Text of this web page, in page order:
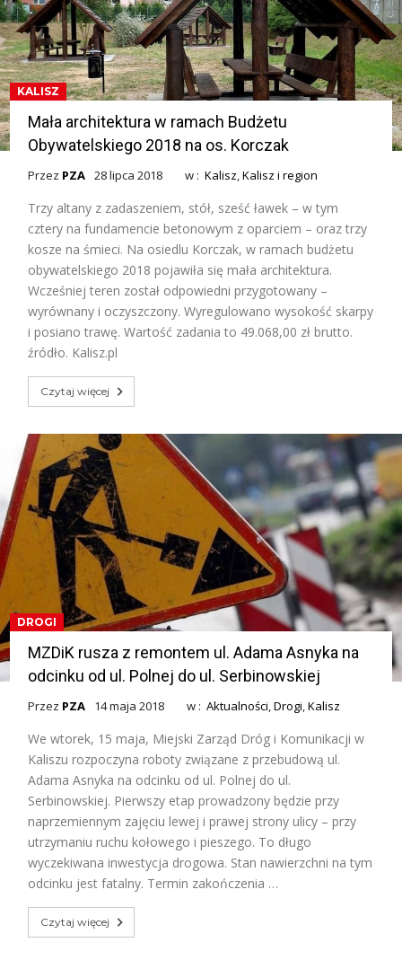
KALISZ
Mała architektura w ramach Budżetu
Obywatelskiego 2018 na os. Korczak
Przez PZA 28 lipca 2018 w :Kalisz,Kalisz i region
Trzy altany z zadaszeniem, stół, sześć ławek – w tym
cztery na fundamencie betonowym z oparciem – oraz trzy
kosze na śmieci. Na osiedlu Korczak, w ramach budżetu
obywatelskiego 2018 pojawiła się mała architektura.
Wcześniej teren został odpowiedni przygotowany –
wyrównany i oczyszczony. Wyregulowano wysokość skarpy
i posiano trawę. Wartość zadania to 49.068,00 zł brutto.
źródło. Kalisz.pl
Czytaj więcej
DROGI
MZDiK rusza z remontem ul. Adama Asnyka na
odcinku od ul. Polnej do ul. Serbinowskiej
Przez PZA 14 maja 2018 w :Aktualności,Drogi,Kalisz
We wtorek, 15 maja, Miejski Zarząd Dróg i Komunikacji w
Kaliszu rozpoczyna roboty związane z przebudową ul.
Adama Asnyka na odcinku od ul. Polnej do ul.
Serbinowskiej. Pierwszy etap prowadzony będzie przy
naprzemiennym zajęciu lewej i prawej strony ulicy – przy
utrzymaniu ruchu kołowego i pieszego. To długo
wyczekiwana inwestycja drogowa. Stan nawierzchni na tym
odcinku jest fatalny. Termin zakończenia …
Czytaj więcej